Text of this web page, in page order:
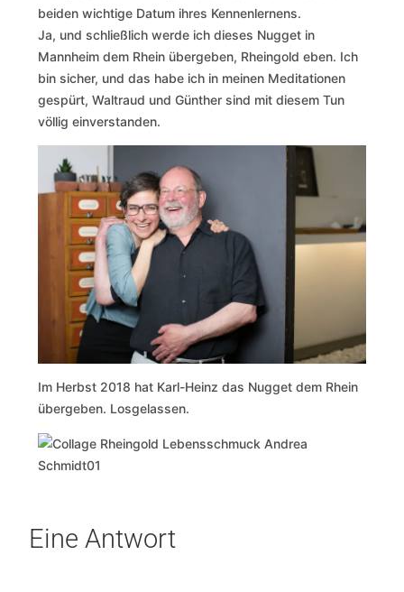
beiden wichtige Datum ihres Kennenlernens.
Ja, und schließlich werde ich dieses Nugget in
Mannheim dem Rhein übergeben, Rheingold eben. Ich
bin sicher, und das habe ich in meinen Meditationen
gespürt, Waltraud und Günther sind mit diesem Tun
völlig einverstanden.
Im Herbst 2018 hat Karl-Heinz das Nugget dem Rhein
übergeben. Losgelassen.
Eine Antwort